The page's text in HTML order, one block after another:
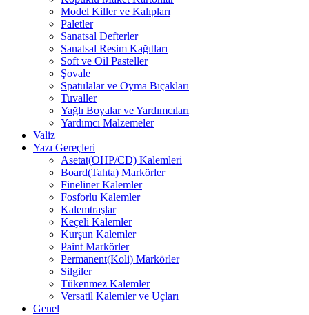
Model Killer ve Kalıpları
Paletler
Sanatsal Defterler
Sanatsal Resim Kağıtları
Soft ve Oil Pasteller
Şovale
Spatulalar ve Oyma Bıçakları
Tuvaller
Yağlı Boyalar ve Yardımcıları
Yardımcı Malzemeler
Valiz
Yazı Gereçleri
Asetat(OHP/CD) Kalemleri
Board(Tahta) Markörler
Fineliner Kalemler
Fosforlu Kalemler
Kalemtraşlar
Keçeli Kalemler
Kurşun Kalemler
Paint Markörler
Permanent(Koli) Markörler
Silgiler
Tükenmez Kalemler
Versatil Kalemler ve Uçları
Genel